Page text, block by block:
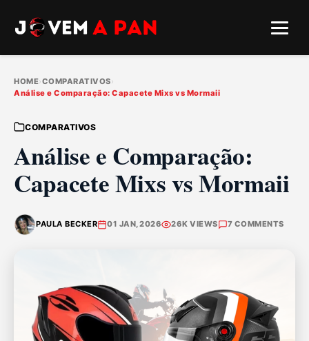
HOME›COMPARATIVOS›
Análise e Comparação: Capacete Mixs vs Mormaii
COMPARATIVOS
Análise e Comparação:
Capacete Mixs vs Mormaii
PAULA BECKER 01 JAN, 2026 26K VIEWS 7 COMMENTS